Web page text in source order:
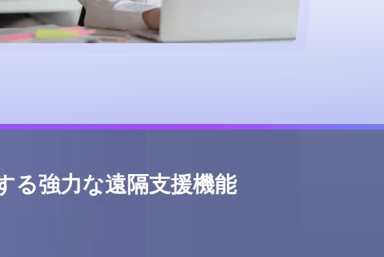
る強力な遠隔支援機能